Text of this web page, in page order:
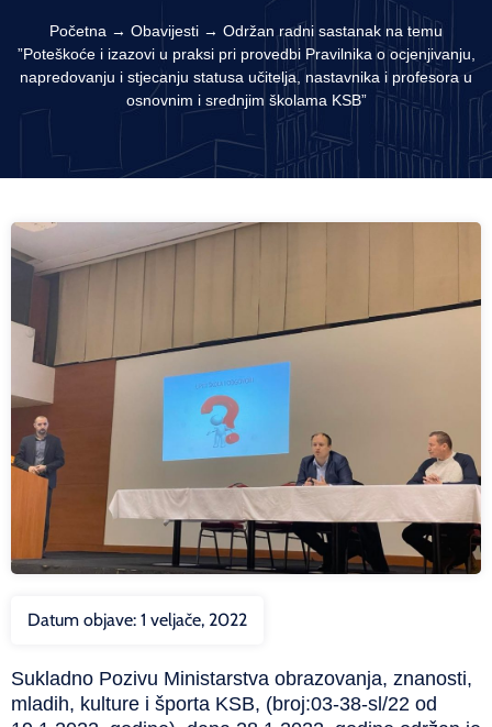
Početna → Obavijesti → Održan radni sastanak na temu
”Poteškoće i izazovi u praksi pri provedbi Pravilnika o ocjenjivanju,
napredovanju i stjecanju statusa učitelja, nastavnika i profesora u
osnovnim i srednjim školama KSB”
Datum objave: 1 veljače, 2022
Sukladno Pozivu Ministarstva obrazovanja, znanosti,
mladih, kulture i športa KSB, (broj:03-38-sl/22 od